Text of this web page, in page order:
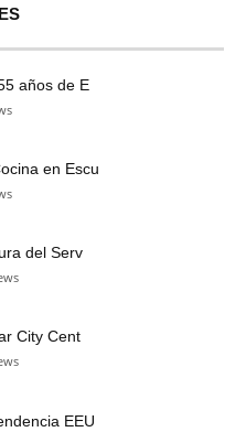
años de E
en Escu
del Serv
City Cent
EEU